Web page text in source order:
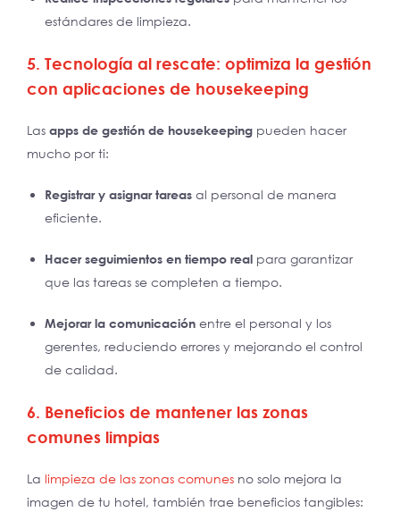
estándares de limpieza.
5. Tecnología al rescate: optimiza la gestión
con aplicaciones de housekeeping
Las apps de gestión de housekeeping pueden hacer
mucho por ti:
Registrar y asignar tareas al personal de manera
eficiente.
Hacer seguimientos en tiempo real para garantizar
que las tareas se completen a tiempo.
Mejorar la comunicación entre el personal y los
gerentes, reduciendo errores y mejorando el control
de calidad.
6. Beneficios de mantener las zonas
comunes limpias
La limpieza de las zonas comunes no solo mejora la
imagen de tu hotel, también trae beneficios tangibles: